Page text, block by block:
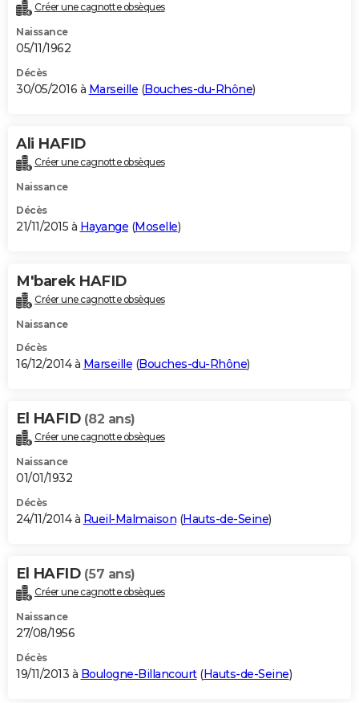
Créer une cagnotte obsèques
Naissance
05/11/1962
Décès
30/05/2016 à Marseille (Bouches-du-Rhône)
Ali HAFID
Créer une cagnotte obsèques
Naissance
Décès
21/11/2015 à Hayange (Moselle)
M'barek HAFID
Créer une cagnotte obsèques
Naissance
Décès
16/12/2014 à Marseille (Bouches-du-Rhône)
El HAFID (82 ans)
Créer une cagnotte obsèques
Naissance
01/01/1932
Décès
24/11/2014 à Rueil-Malmaison (Hauts-de-Seine)
El HAFID (57 ans)
Créer une cagnotte obsèques
Naissance
27/08/1956
Décès
19/11/2013 à Boulogne-Billancourt(Hauts-de-Seine)